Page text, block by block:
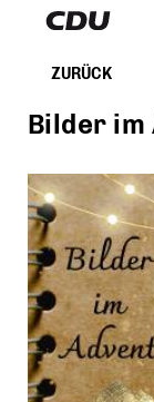
ZURÜCK
Bilder im